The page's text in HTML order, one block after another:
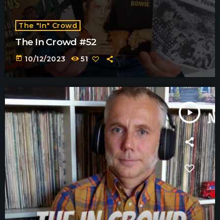
The "In" Crowd
The In Crowd #52
today 10/12/2023 51
play_arrow